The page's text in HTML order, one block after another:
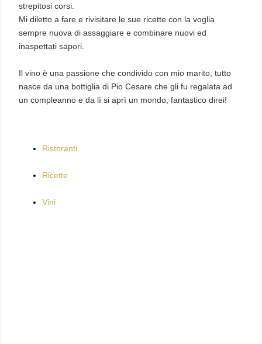
strepitosi corsi.
Mi diletto a fare e rivisitare le sue ricette con la voglia
sempre nuova di assaggiare e combinare nuovi ed
inaspettati sapori.
Il vino è una passione che condivido con mio marito, tutto
nasce da una bottiglia di Pio Cesare che gli fu regalata ad
un compleanno e da lì si aprì un mondo, fantastico direi!
Ristoranti
Ricette
Vini